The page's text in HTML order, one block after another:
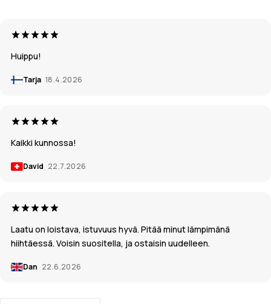
Huippu!
Tarja 18.4.2026
Kaikki kunnossa!
David 22.7.2026
Laatu on loistava, istuvuus hyvä. Pitää minut lämpimänä
hiihtäessä. Voisin suositella, ja ostaisin uudelleen.
Dan 22.6.2026